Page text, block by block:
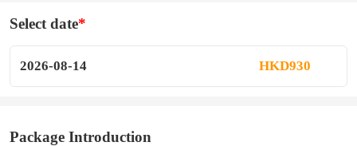
Select date
2026-08-14 HKD930
Package Introduction